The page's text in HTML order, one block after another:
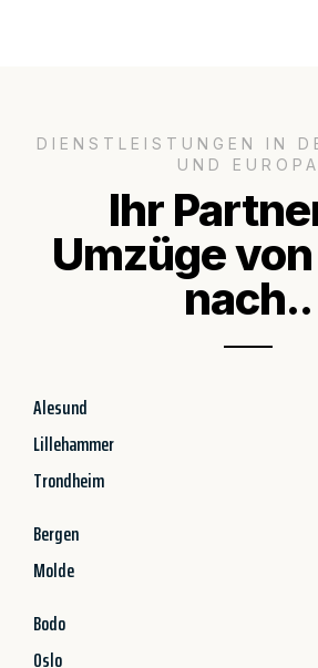
DIENSTLEISTUNGEN IN
UND EUROPA
Ihr
Umzüge
nach..
Alesund
Lillehammer
Trondheim
Bergen
Molde
Bodo
Oslo